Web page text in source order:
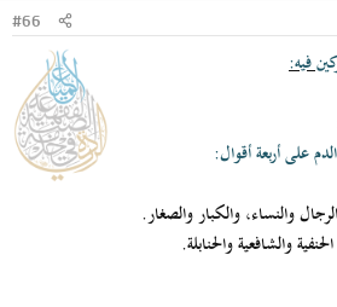
#66
فيه:
على أربعة أقوال:
والنساء، والكبار والصغار.
والشافعية والحنابلة.